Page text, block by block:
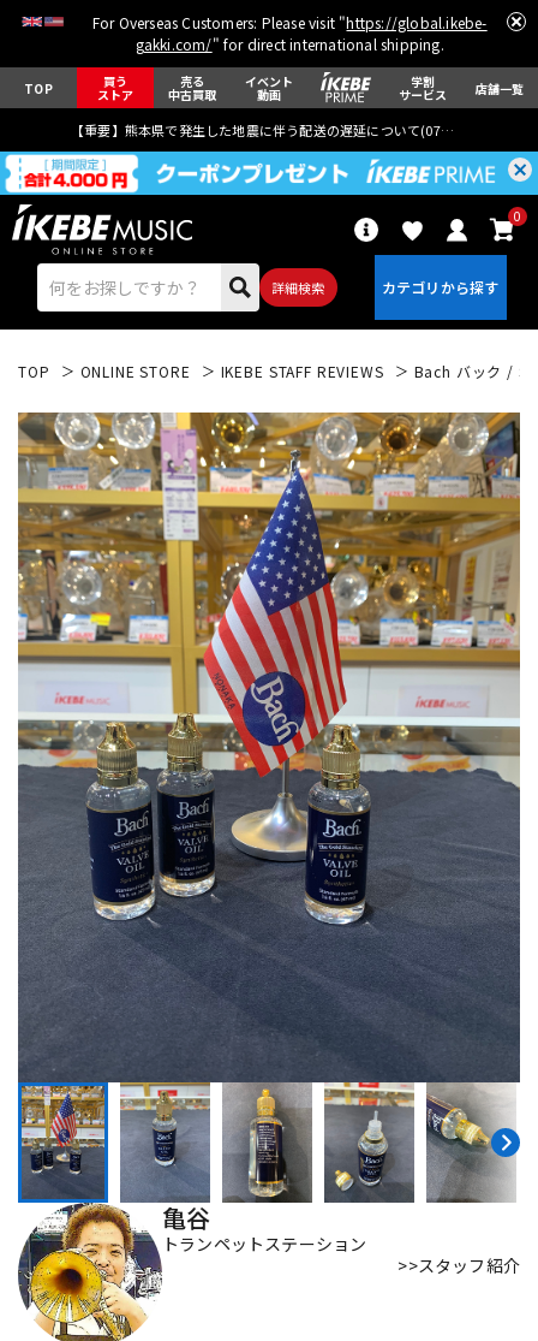
For Overseas Customers: Please visit "https://global.ikebe-
gakki.com/" for direct international shipping.
TOP 買う
ストア
売る
中古買取
イベント
動画
学割
サービス 店舗一覧
【重要】熊本県で発生した地震に伴う配送の遅延について(07月29日
詳細検索
0
エレキギター アコギ/エレアコ
ベース ウクレレ
ドラム パーカッション
キーボード 電子ピアノ
管楽器 その他楽器
アンプ エフェクター
DJ機器 DTM
DTM オンライン納品 レコーディング機器
配信/ライブ機器 楽器アクセサリ
中古 ヴィンテージ
TOP ONLINE STORE IKEBE STAFF REVIEWS Bach バック /
亀谷
トランペットステーション
>>スタッフ紹介